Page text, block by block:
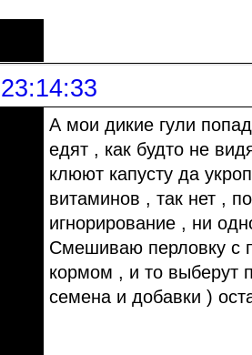
А мои дикие гули
едят , как будто не
клюют капусту да
витаминов , так нет ,
игнорирование , ни
Смешиваю перловку с
кормом , и то выберут
семена и добавки )